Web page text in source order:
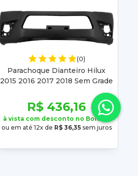
(0)
Parachoque Dianteiro Hilux
2015 2016 2017 2018 Sem Grade
Sem Furo Cabine Dupla Preto
Texturizado
R$ 436,16
à vista com desconto no Boleto.
ou em até 12x de R$ 36,35sem juros